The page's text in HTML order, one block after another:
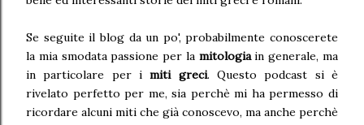
Se seguite il blog da un po', probabilmente conoscerete
la mia smodata passione per la mitologiain generale, ma
in particolare per imiti greci. Questo podcast si è
rivelato perfetto per me, sia perchè mi ha permesso di
ricordare alcuni miti che già conoscevo, ma anche perchè